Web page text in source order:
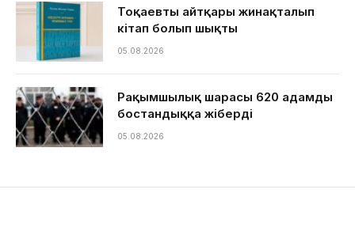
Тоқаевтың айтқары жинақталып
кітап болып шықты
05.08.2026
Рақымшылық шарасы 620 адамды
бостандыққа жіберді
05.08.2026